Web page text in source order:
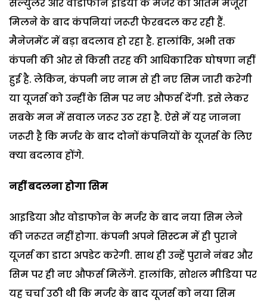
सेल्युलर और वोडाफोन इंडिया के मर्जर को अंतिम मंजूरी
मिलने के बाद कंपनियां जरूरी फेरबदल कर रही हैं.
मैनेजमेंट में बड़ा बदलाव हो रहा है. हालांकि, अभी तक
कंपनी की ओर से किसी तरह की आधिकारिक घोषणा नहीं
हुई है. लेकिन, कंपनी नए नाम से ही नए सिम जारी करेगी
या यूजर्स को उन्हीं के सिम पर नए औफर्स देंगी. इसे लेकर
सबके मन में सवाल जरूर उठ रहा है. ऐसे में यह जानना
जरूरी है कि मर्जर के बाद दोनों कंपनियों के यूजर्स के लिए
क्या बदलाव होंगे.
नहीं बदलना होगा सिम
आइडिया और वोडाफोन के मर्जर के बाद नया सिम लेने
की जरूरत नहीं होगा. कंपनी अपने सिस्टम में ही पुराने
यूजर्स का डाटा अपडेट करेगी. साथ ही उन्हें पुराने नंबर और
सिम पर ही नए औफर्स मिलेंगे. हालांकि, सोशल मीडिया पर
यह चर्चा उठी थी कि मर्जर के बाद यूजर्स को नया सिम